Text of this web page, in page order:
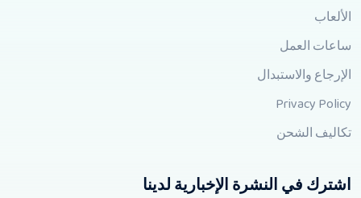
الألعاب
ساعات العمل
الإرجاع والاستبدال
Privacy Policy
تكاليف الشحن
اشترك في النشرة الإخبارية لدينا